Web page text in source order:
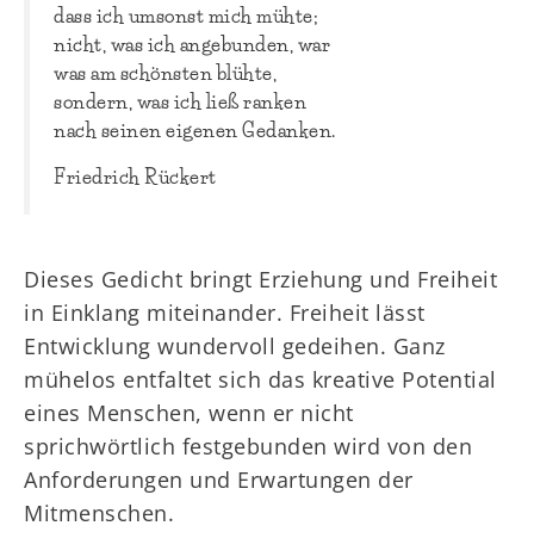
dass ich umsonst mich mühte;
nicht, was ich angebunden, war
was am schönsten blühte,
sondern, was ich ließ ranken
nach seinen eigenen Gedanken.
Friedrich Rückert
Dieses Gedicht bringt Erziehung und Freiheit
in Einklang miteinander. Freiheit lässt
Entwicklung wundervoll gedeihen. Ganz
mühelos entfaltet sich das kreative Potential
eines Menschen, wenn er nicht
sprichwörtlich festgebunden wird von den
Anforderungen und Erwartungen der
Mitmenschen.